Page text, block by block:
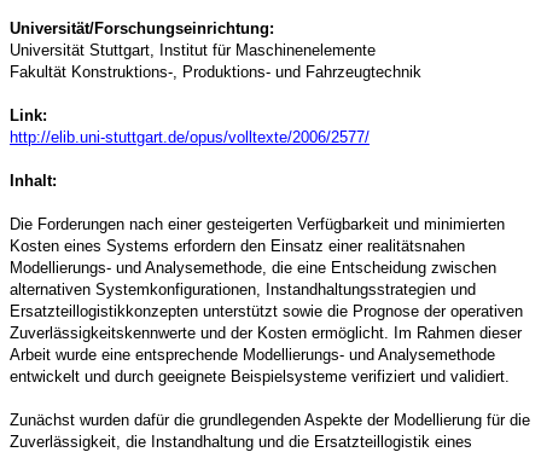
Universität/Forschungseinrichtung:
Universität Stuttgart, Institut für Maschinenelemente
Fakultät Konstruktions-, Produktions- und Fahrzeugtechnik
Link:
http://elib.uni-stuttgart.de/opus/volltexte/2006/2577/
Inhalt:
Die Forderungen nach einer gesteigerten Verfügbarkeit und minimierten
Kosten eines Systems erfordern den Einsatz einer realitätsnahen
Modellierungs- und Analysemethode, die eine Entscheidung zwischen
alternativen Systemkonfigurationen, Instandhaltungsstrategien und
Ersatzteillogistikkonzepten unterstützt sowie die Prognose der operativen
Zuverlässigkeitskennwerte und der Kosten ermöglicht. Im Rahmen dieser
Arbeit wurde eine entsprechende Modellierungs- und Analysemethode
entwickelt und durch geeignete Beispielsysteme verifiziert und validiert.
Zunächst wurden dafür die grundlegenden Aspekte der Modellierung für die
Zuverlässigkeit, die Instandhaltung und die Ersatzteillogistik eines